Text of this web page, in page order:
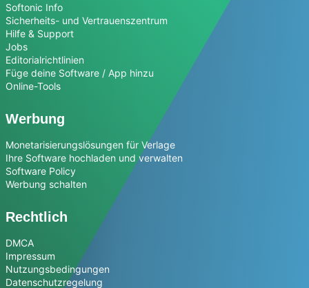
Softonic Info
Sicherheits- und Vertrauenszentrum
Hilfe & Support
Jobs
Editorialrichtlinien
Füge deine Software / App hinzu
Online-Tools
Werbung
Monetarisierungslösungen für Verlage
Ihre Software hochladen und verwalten
Software Policy
Werbung schalten
Rechtlich
DMCA
Impressum
Nutzungsbedingungen
Datenschutzregelung